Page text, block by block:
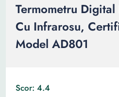
Termometru
Cu Infrarosu,
Model AD801
Scor: 4.4